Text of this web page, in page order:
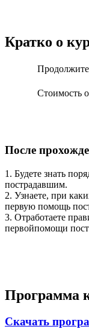
Кратко о
Стоимость
После
1. Будете знать
пострадавшим.
2. Узнаете, при
первую помощь
3. Отработаете
первойпомощи
Программа
Скачать